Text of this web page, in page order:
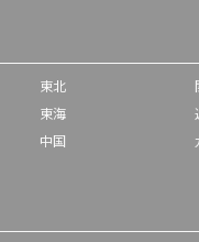
東北
東海
中国